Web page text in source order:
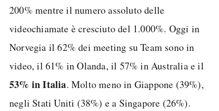
200% mentre il numero assoluto delle
videochiamate è cresciuto del 1.000%. Oggi in
Norvegia il 62% dei meeting su Team sono in
video, il 61% in Olanda, il 57% in Australia e il
53% in Italia. Molto meno in Giappone (39%),
negli Stati Uniti (38%) e a Singapore (26%).